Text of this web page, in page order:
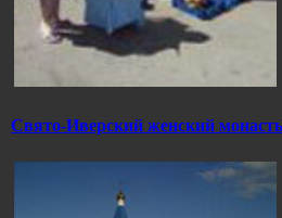
Свято-Иверский женский